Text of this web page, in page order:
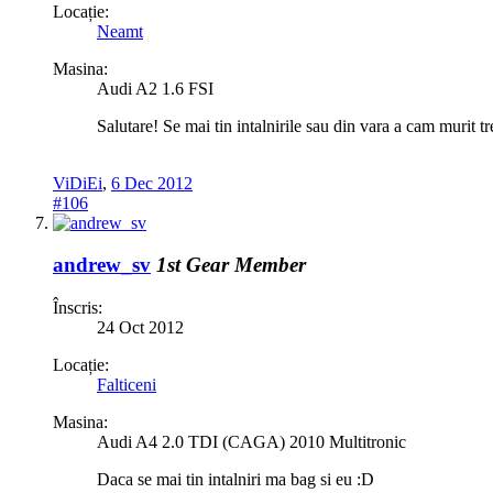
Locație:
Neamt
Masina:
Audi A2 1.6 FSI
Salutare! Se mai tin intalnirile sau din vara a cam murit
ViDiEi, 6 Dec 2012
#106
andrew_sv 1st Gear Member
Înscris:
24 Oct 2012
Locație:
Falticeni
Masina:
Audi A4 2.0 TDI (CAGA) 2010 Multitronic
Daca se mai tin intalniri ma bag si eu :D